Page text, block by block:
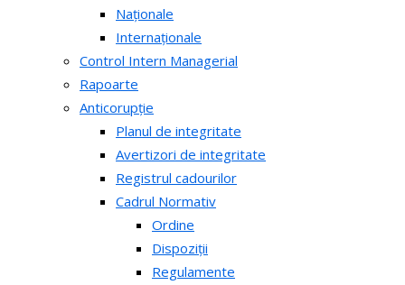
Naționale
Internaționale
Control Intern Managerial
Rapoarte
Anticorupție
Planul de integritate
Avertizori de integritate
Registrul cadourilor
Cadrul Normativ
Ordine
Dispoziții
Regulamente